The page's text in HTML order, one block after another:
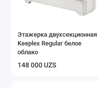
Этажерка двухсекционная
Keeplex Regular белое
облако
148 000 UZS